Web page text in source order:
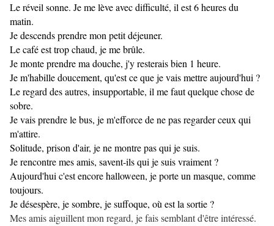
Le réveil sonne. Je me lève avec difficulté, il est 6 heures du
matin.
Je descends prendre mon petit déjeuner.
Le café est trop chaud, je me brûle.
Je monte prendre ma douche, j'y resterais bien 1 heure.
Je m'habille doucement, qu'est ce que je vais mettre aujourd'hui ?
Le regard des autres, insupportable, il me faut quelque chose de
sobre.
Je vais prendre le bus, je m'efforce de ne pas regarder ceux qui
m'attire.
Solitude, prison d'air, je ne montre pas qui je suis.
Je rencontre mes amis, savent-ils qui je suis vraiment ?
Aujourd'hui c'est encore halloween, je porte un masque, comme
toujours.
Je désespère, je sombre, je suffoque, où est la sortie ?
Mes amis aiguillent mon regard, je fais semblant d'être intéressé.